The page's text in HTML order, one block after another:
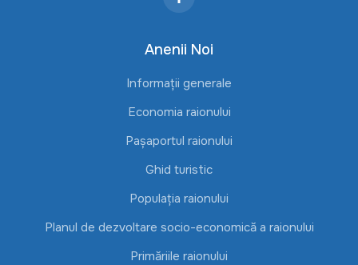
Anenii Noi
Informații generale
Economia raionului
Pașaportul raionului
Ghid turistic
Populația raionului
Planul de dezvoltare socio-economică a raionului
Primăriile raionului